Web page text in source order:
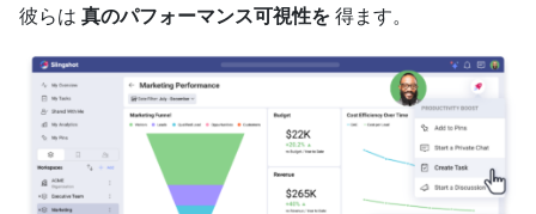
彼らは 真のパフォーマンス可視性を 得ます。